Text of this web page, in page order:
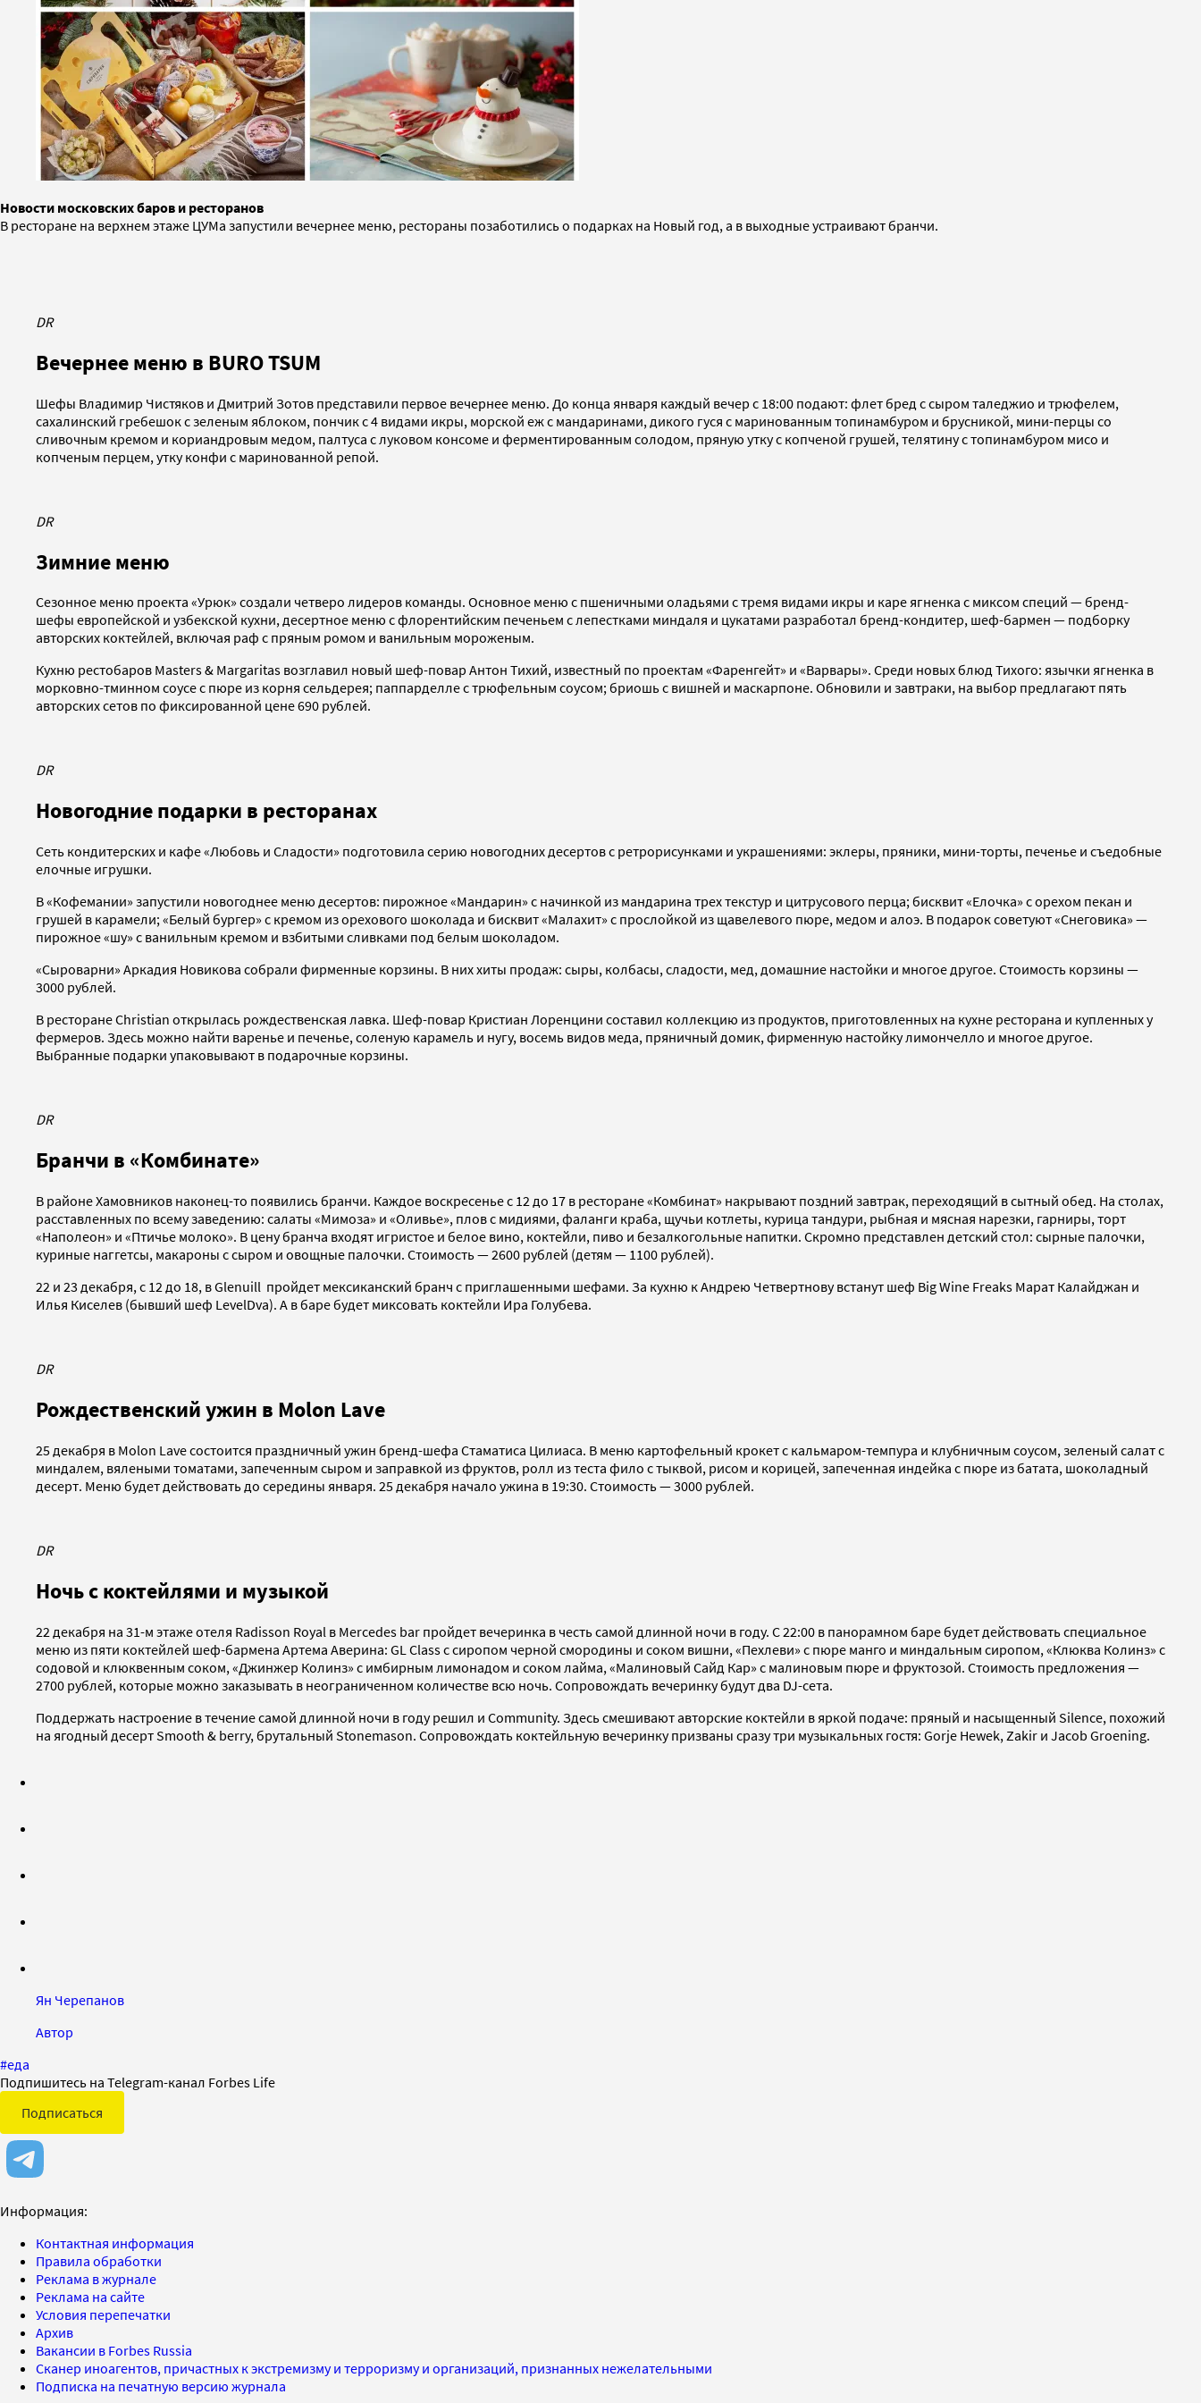
Новости московских баров и ресторанов
В ресторане на верхнем этаже ЦУМа запустили вечернее меню, рестораны позаботились о подарках на Новый год, а в выходные устраивают бранчи.
DR
Вечернее меню в BURO TSUM
Шефы Владимир Чистяков и Дмитрий Зотов представили первое вечернее меню. До конца января каждый вечер с 18:00 подают: флет бред с сыром таледжио и трюфелем,
сахалинский гребешок с зеленым яблоком, пончик с 4 видами икры, морской еж с мандаринами, дикого гуся с маринованным топинамбуром и брусникой, мини-перцы со
сливочным кремом и кориандровым медом, палтуса с луковом консоме и ферментированным солодом, пряную утку с копченой грушей, телятину с топинамбуром мисо и
копченым перцем, утку конфи с маринованной репой.
DR
Зимние меню
Сезонное меню проекта «Урюк» создали четверо лидеров команды. Основное меню с пшеничными оладьями с тремя видами икры и каре ягненка с миксом специй — бренд-
шефы европейской и узбекской кухни, десертное меню с флорентийским печеньем с лепестками миндаля и цукатами разработал бренд-кондитер, шеф-бармен — подборку
авторских коктейлей, включая раф с пряным ромом и ванильным мороженым.
Кухню рестобаров Masters & Margaritas возглавил новый шеф-повар Антон Тихий, известный по проектам «Фаренгейт» и «Варвары». Среди новых блюд Тихого: язычки ягненка в
морковно-тминном соусе с пюре из корня сельдерея; паппарделле с трюфельным соусом; бриошь с вишней и маскарпоне. Обновили и завтраки, на выбор предлагают пять
авторских сетов по фиксированной цене 690 рублей.
DR
Новогодние подарки в ресторанах
Сеть кондитерских и кафе «Любовь и Сладости» подготовила серию новогодних десертов с ретрорисунками и украшениями: эклеры, пряники, мини-торты, печенье и съедобные
елочные игрушки.
В «Кофемании» запустили новогоднее меню десертов: пирожное «Мандарин» с начинкой из мандарина трех текстур и цитрусового перца; бисквит «Елочка» с орехом пекан и
грушей в карамели; «Белый бургер» с кремом из орехового шоколада и бисквит «Малахит» с прослойкой из щавелевого пюре, медом и алоэ. В подарок советуют «Снеговика» —
пирожное «шу» с ванильным кремом и взбитыми сливками под белым шоколадом.
«Сыроварни» Аркадия Новикова собрали фирменные корзины. В них хиты продаж: сыры, колбасы, сладости, мед, домашние настойки и многое другое. Стоимость корзины —
3000 рублей.
В ресторане Christian открылась рождественская лавка. Шеф-повар Кристиан Лоренцини составил коллекцию из продуктов, приготовленных на кухне ресторана и купленных у
фермеров. Здесь можно найти варенье и печенье, соленую карамель и нугу, восемь видов меда, пряничный домик, фирменную настойку лимончелло и многое другое.
Выбранные подарки упаковывают в подарочные корзины.
DR
Бранчи в «Комбинате»
В районе Хамовников наконец-то появились бранчи. Каждое воскресенье с 12 до 17 в ресторане «Комбинат» накрывают поздний завтрак, переходящий в сытный обед. На столах,
расставленных по всему заведению: салаты «Мимоза» и «Оливье», плов с мидиями, фаланги краба, щучьи котлеты, курица тандури, рыбная и мясная нарезки, гарниры, торт
«Наполеон» и «Птичье молоко». В цену бранча входят игристое и белое вино, коктейли, пиво и безалкогольные напитки. Скромно представлен детский стол: сырные палочки,
куриные наггетсы, макароны с сыром и овощные палочки. Стоимость — 2600 рублей (детям — 1100 рублей).
22 и 23 декабря, с 12 до 18, в Glenuill пройдет мексиканский бранч с приглашенными шефами. За кухню к Андрею Четвертнову встанут шеф Big Wine Freaks Марат Калайджан и
Илья Киселев (бывший шеф LevelDva). А в баре будет миксовать коктейли Ира Голубева.
DR
Рождественский ужин в Molon Lave
25 декабря в Molon Lave состоится праздничный ужин бренд-шефа Стаматиса Цилиаса. В меню картофельный крокет с кальмаром-темпура и клубничным соусом, зеленый салат с
миндалем, вялеными томатами, запеченным сыром и заправкой из фруктов, ролл из теста фило с тыквой, рисом и корицей, запеченная индейка с пюре из батата, шоколадный
десерт. Меню будет действовать до середины января. 25 декабря начало ужина в 19:30. Стоимость — 3000 рублей.
DR
Ночь с коктейлями и музыкой
22 декабря на 31-м этаже отеля Radisson Royal в Mercedes bar пройдет вечеринка в честь самой длинной ночи в году. С 22:00 в панорамном баре будет действовать специальное
меню из пяти коктейлей шеф-бармена Артема Аверина: GL Class с сиропом черной смородины и соком вишни, «Пехлеви» с пюре манго и миндальным сиропом, «Клюква Колинз» с
содовой и клюквенным соком, «Джинжер Колинз» с имбирным лимонадом и соком лайма, «Малиновый Сайд Кар» с малиновым пюре и фруктозой. Стоимость предложения —
2700 рублей, которые можно заказывать в неограниченном количестве всю ночь. Сопровождать вечеринку будут два DJ-сета.
Поддержать настроение в течение самой длинной ночи в году решил и Community. Здесь смешивают авторские коктейли в яркой подаче: пряный и насыщенный Silence, похожий
на ягодный десерт Smooth & berry, брутальный Stonemason. Сопровождать коктейльную вечеринку призваны сразу три музыкальных гостя: Gorje Hewek, Zakir и Jacob Groening.
Ян Черепанов
Автор
#еда
Подпишитесь на Telegram-канал Forbes Life
Подписаться
Информация:
Контактная информация
Правила обработки
Реклама в журнале
Реклама на сайте
Условия перепечатки
Архив
Вакансии в Forbes Russia
Сканер иноагентов, причастных к экстремизму и терроризму и организаций, признанных нежелательными
Подписка на печатную версию журнала